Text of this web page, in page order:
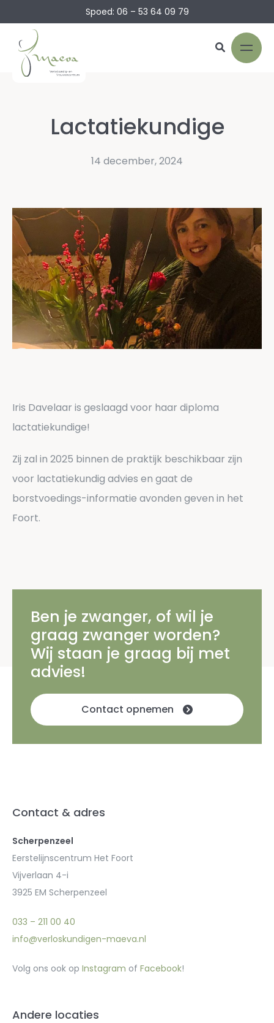
Spoed: 06 – 53 64 09 79
Lactatiekundige
14 december, 2024
Iris Davelaar is geslaagd voor haar diploma
lactatiekundige!
Zij zal in 2025 binnen de praktijk beschikbaar zijn
voor lactatiekundig advies en gaat de
borstvoedings-informatie avonden geven in het
Foort.
Ben je zwanger, of wil je
graag zwanger worden?
Wij staan je graag bij met
advies!
Contact opnemen
Contact & adres
Scherpenzeel
Eerstelijnscentrum Het Foort
Vijverlaan 4-i
3925 EM Scherpenzeel
033 – 211 00 40
info@verloskundigen-maeva.nl
Volg ons ook op Instagram of Facebook!
Andere locaties